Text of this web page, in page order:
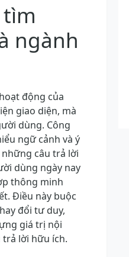
tìm
ngành
động của
giao diện, mà
dùng. Công
ngữ cảnh và ý
câu trả lời
dùng ngày nay
thông minh
Điều này buộc
đổi tư duy,
giá trị nội
trả lời hữu ích.